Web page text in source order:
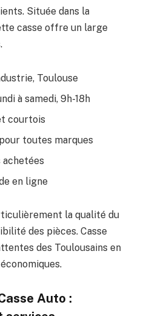
Située dans la
casse offre un large
Toulouse
à samedi, 9h-18h
courtois
toutes marques
achetées
en ligne
la qualité du
des pièces. Casse
des Toulousains en
Auto :